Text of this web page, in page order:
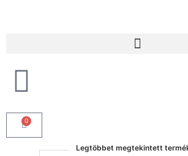
0
Legtöbbet megtekintett